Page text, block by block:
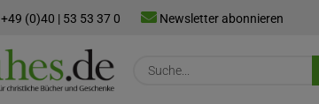
+49 (0)40 | 53 53 37 0 Newsletter abonnieren